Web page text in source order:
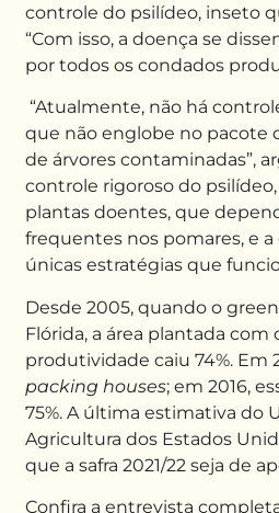
controle do psilídeo, inseto
“Com isso, a doença se
por todos os condados
“Atualmente, não há
que não englobe no pacote
de árvores conta­minadas”,
controle rigoroso do
plantas doentes, que
frequentes nos pomares, e a
únicas estratégias que
Desde 2005, quando o
Flórida, a área plantada com
produtividade caiu 74%. Em
packing houses; em 2016,
75%. A última estimativa do
Agricul­tura dos Estados
que a safra 2021/22 seja de
Confira a entrevista